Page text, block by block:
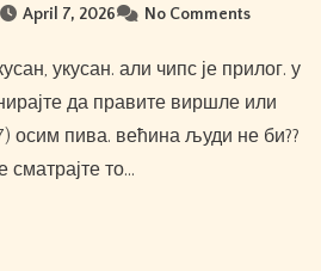
April 7, 2026 No Comments
да правите виршле или
осим пива. већина људи не би??
сматрајте то…